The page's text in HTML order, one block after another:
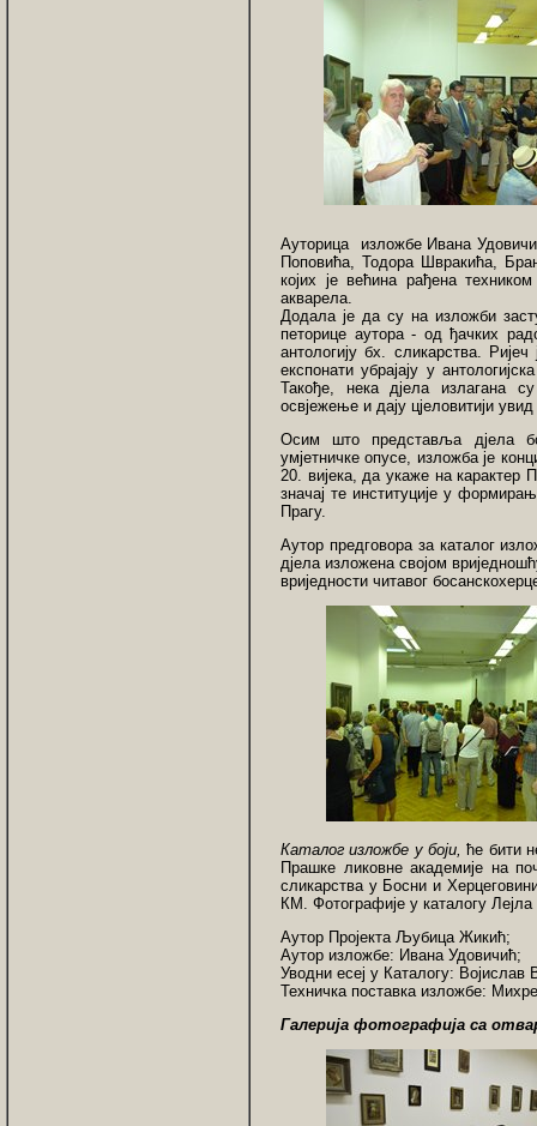
Ауторица изложбе Ивана
Поповића, Тодора Швракића,
којих је већина рађена
акварела.
Додала је да су на изложби
петорице аутора - од ђачких
антологију бх. сликарства.
експонати убрајају у
Такође, нека дјела излагана
освјежење и дају цјеловитији
Осим што представља дјела
умјетничке опусе, изложба је
20. вијека, да укаже на карактер
значај те институције у
Прагу.
Аутор предговора за каталог
дјела изложена својом
вриједности читавог
Каталог изложбе у боји,ће бити
Прашке ликовне академије на
сликарства у Босни и
КМ. Фотографије у каталогу
Аутор Пројекта Љубица Жикић;
Аутор изложбе: Ивана Удовичић;
Уводни есеј у Каталогу: Војислав
Техничка поставка изложбе:
Галерија фотографија са